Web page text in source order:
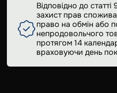
Відповідно до
захист прав
право на обмін або
непродовольчого
протягом 14
враховуючи день